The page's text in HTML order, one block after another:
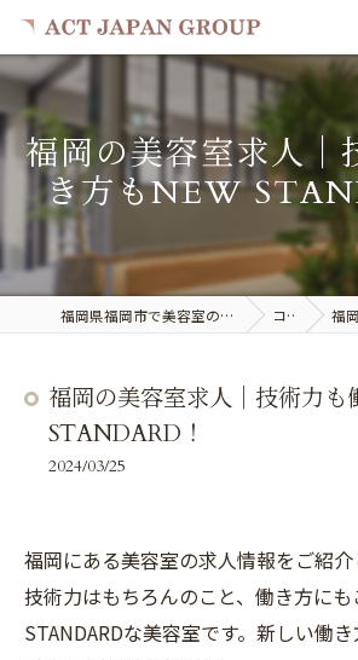
福岡の美容室求人｜
き方もNEW
福岡県福岡市で美容室の求人ならACT JAPAN GROUP コラム 福岡の
福岡の美容室求人｜技術力
STANDARD！
2024/03/25
福岡にある美容室の求人情報をご紹介
技術力はもちろんのこと、働き方に
STANDARDな美容室です。新しい働